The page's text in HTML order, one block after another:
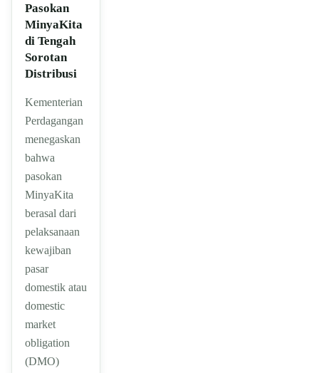
Pasokan
MinyaKita
di Tengah
Sorotan
Distribusi
Kementerian
Perdagangan
menegaskan
bahwa
pasokan
MinyaKita
berasal dari
pelaksanaan
kewajiban
pasar
domestik atau
domestic
market
obligation
(DMO)